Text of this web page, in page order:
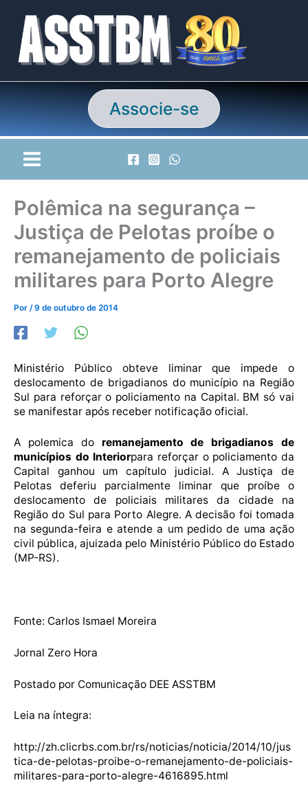
conteúdo
Associe-se
Polêmica na segurança –
Justiça de Pelotas proíbe o
remanejamento de policiais
militares para Porto Alegre
Por /9 de outubro de 2014
Ministério Público obteve liminar que impede o
deslocamento de brigadianos do município na Região
Sul para reforçar o policiamento na Capital. BM só vai
se manifestar após receber notificação oficial.
A polemica do remanejamento de brigadianos de
municípios do Interiorpara reforçar o policiamento da
Capital ganhou um capítulo judicial. A Justiça de
Pelotas deferiu parcialmente liminar que proíbe o
deslocamento de policiais militares da cidade na
Região do Sul para Porto Alegre. A decisão foi tomada
na segunda-feira e atende a um pedido de uma ação
civil pública, ajuizada pelo Ministério Público do Estado
(MP-RS).
Fonte: Carlos Ismael Moreira
Jornal Zero Hora
Postado por Comunicação DEE ASSTBM
Leia na íntegra:
http://zh.clicrbs.com.br/rs/noticias/noticia/2014/10/jus
tica-de-pelotas-proibe-o-remanejamento-de-policiais-
militares-para-porto-alegre-4616895.html